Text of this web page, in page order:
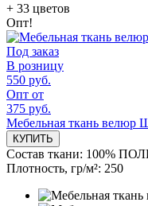
+ 33 цветов
Опт!
Под заказ
В розницу
550 руб.
Опт от
375 руб.
Мебельная ткань велюр
КУПИТЬ
Состав ткани: 100%
Плотность, гр/м²: 250